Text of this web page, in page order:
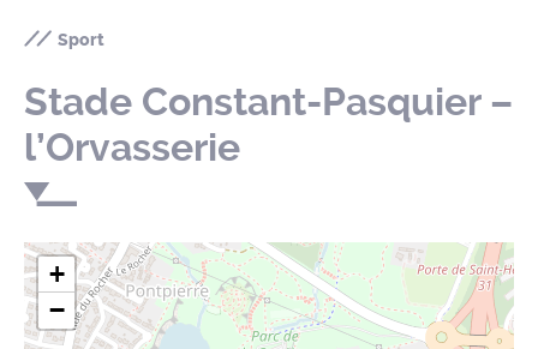
Sport
Stade Constant-Pasquier –
l’Orvasserie
+
−